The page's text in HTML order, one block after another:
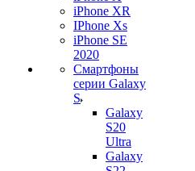
iPhone XR
IPhone Xs
iPhone SE
2020
Смартфоны
серии Galaxy
S
Galaxy
S20
Ultra
Galaxy